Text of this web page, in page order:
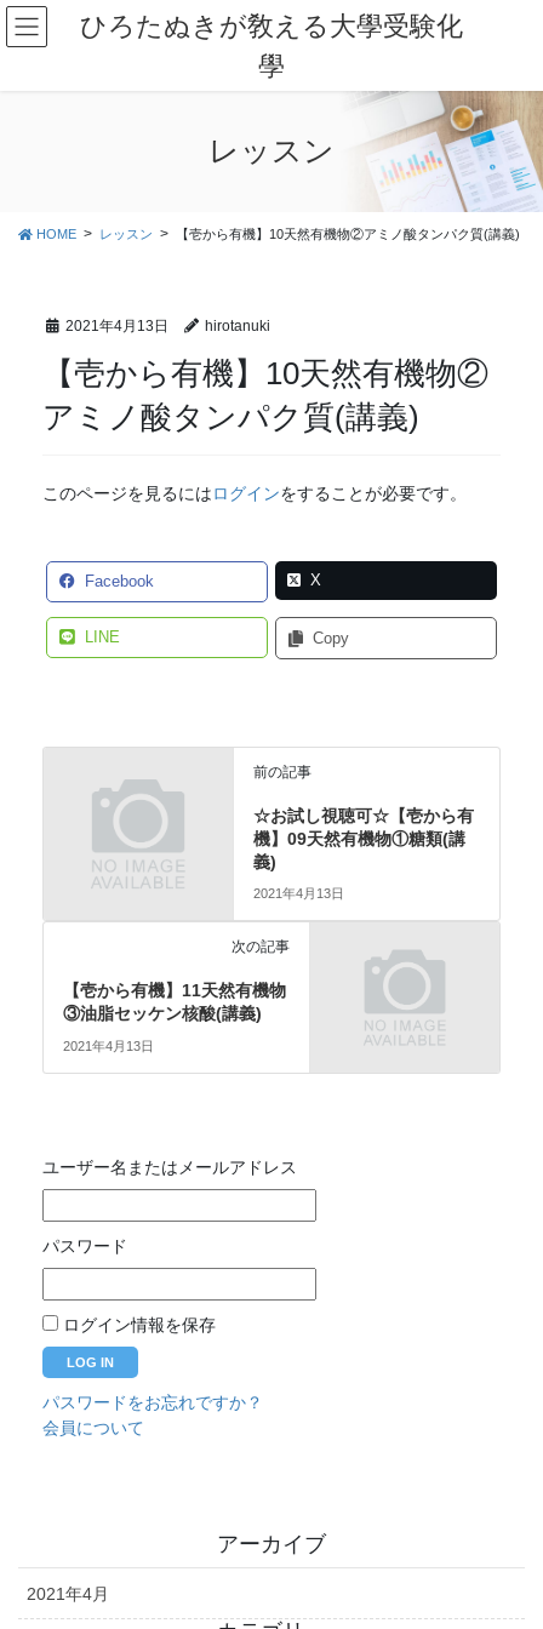
コ
ン
ナ
ビ
ひろたぬきが敎える大學受験化
學
レッスン
HOME レッスン 【壱から有機】10天然有機物②アミノ酸タンパク質(講義)
2021年4月13日 hirotanuki
【壱から有機】10天然有機物②
アミノ酸タンパク質(講義)
このページを見るにはログインをすることが必要です。
Facebook X
LINE Copy
前の記事
☆お試し視聴可☆【壱から有
機】09天然有機物①糖類(講
義)
2021年4月13日
次の記事
【壱から有機】11天然有機物
③油脂セッケン核酸(講義)
2021年4月13日
ユーザー名またはメールアドレス
パスワード
ログイン情報を保存
パスワードをお忘れですか？
会員について
アーカイブ
2021年4月